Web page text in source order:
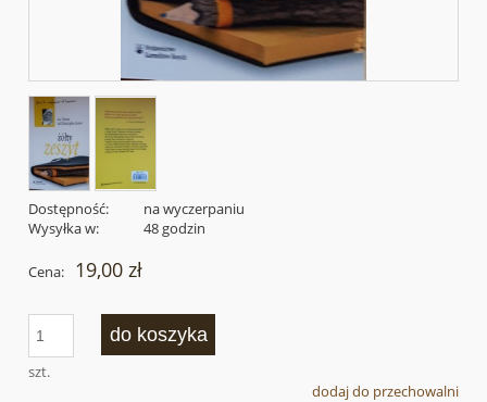
Dostępność:
na wyczerpaniu
Wysyłka w:
48 godzin
Cena: 19,00 zł
szt.
do koszyka
dodaj do przechowalni